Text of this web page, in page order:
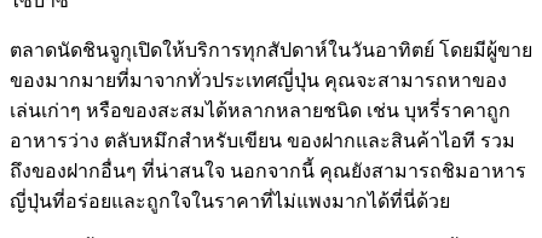
ตลาดนัดชินจูกุเปิดให้บริการทุกสัปดาห์ในวันอาทิตย์ โดยมีผู้ขาย
ของมากมายที่มาจากทั่วประเทศญี่ปุ่น คุณจะสามารถหาของ
เล่นเก่าๆ หรือของสะสมได้หลากหลายชนิด เช่น บุหรี่ราคาถูก
อาหารว่าง ตลับหมึกสำหรับเขียน ของฝากและสินค้าไอที รวม
ถึงของฝากอื่นๆ ที่น่าสนใจ นอกจากนี้ คุณยังสามารถชิมอาหาร
ญี่ปุ่นที่อร่อยและถูกใจในราคาที่ไม่แพงมากได้ที่นี่ด้วย